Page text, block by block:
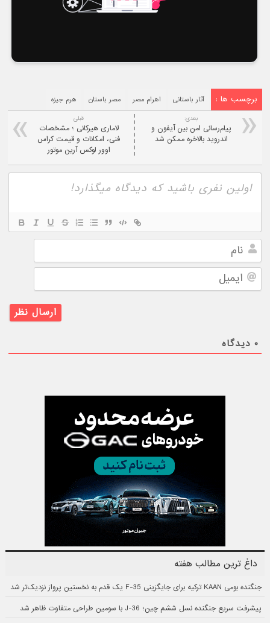
برچسب ها : آثار باستانی اهرام مصر مصر باستان هرم جیزه
قبلی
لاماری هیرکانی ؛ مشخصات
فنی، امکانات و قیمت کراس
اوور لوکس آرین موتور
بعدی:
پیام‌رسانی امن بین آیفون و
اندروید بالاخره ممکن شد
نام
ایمیل
۰ دیدگاه
داغ ترین مطالب هفته
جنگنده بومی KAAN ترکیه برای جایگزینی F-35 یک قدم به نخستین پرواز نزدیک‌تر شد
پیشرفت سریع جنگنده نسل ششم چین؛ J-36 با سومین طراحی متفاوت ظاهر شد